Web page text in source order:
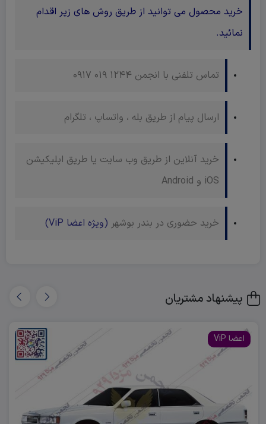
خرید محصول می توانید از طریق روش های زیر اقدام
نمائید.
تماس تلفنی با انجمن 1244 019 0917
ارسال پیام از طریق بله ، واتساپ ، تلگرام
خرید آنلاین از طریق وب سایت یا طریق اپلیکیشن
iOS و Android
خرید حضوری در بندر بوشهر (ویژه اعضا ViP)
پیشنهاد مشتریان
اعضا ViP